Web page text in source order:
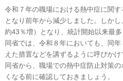
令和７年の職場における熱中症に関
となり前年から減少しました。しか
約43％増）となり、統計開始以来最多
同省では、令和８年においても、同
えた措置などを講ずるように呼びかけ
同省から、職場での熱中症防止対策
くなる前に確認しておきましょう。